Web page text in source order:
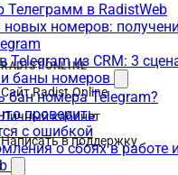
в RadistWeb
новых номеров:
Telegram из CRM: 3
баны номеров
бан номера Telegram?
проверить
с ошибкой
о сбоях в работе
RADIST.ONLINE
Сайт Radist.Online
Личный кабинет
Написать в поддержку